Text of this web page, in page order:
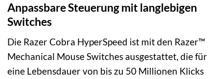
Anpassbare Steuerung mit langlebigen
Switches
Die Razer Cobra HyperSpeed ist mit den Razer™
Mechanical Mouse Switches ausgestattet, die für
eine Lebensdauer von bis zu 50 Millionen Klicks